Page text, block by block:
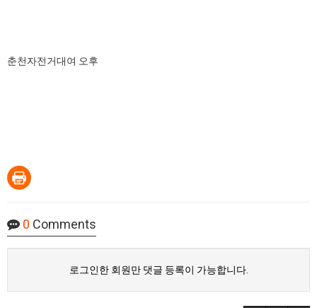
춘천자전거대여 오후
0 Comments
로그인한 회원만 댓글 등록이 가능합니다.